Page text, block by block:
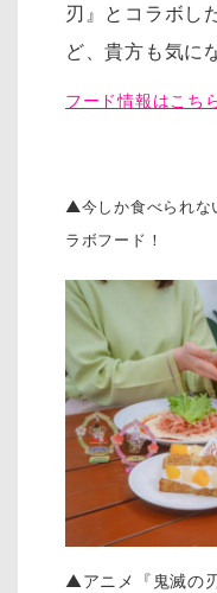
刃』とコラボし
ど、貴方も気に
フード情報はこち
▲今しか食べられな
ラボフード！
▲アニメ『鬼滅の